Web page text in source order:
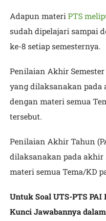
Adapun materi PTS
sudah dipelajari sampai
ke-8 setiap semesternya.
Penilaian Akhir
yang dilaksanakan pada
dengan materi semua
tersebut.
Penilaian Akhir Tahun
dilaksanakan pada akhir
materi semua Tema/KD
UntukSoal UTS-PTS PAI
Kunci Jawabannya